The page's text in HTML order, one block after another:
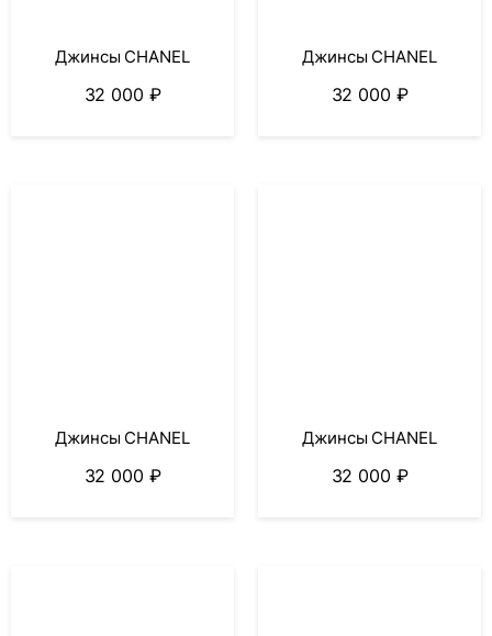
Джинсы CHANEL
32 000 ₽
Джинсы CHANEL
32 000 ₽
Джинсы CHANEL
32 000 ₽
Джинсы CHANEL
32 000 ₽